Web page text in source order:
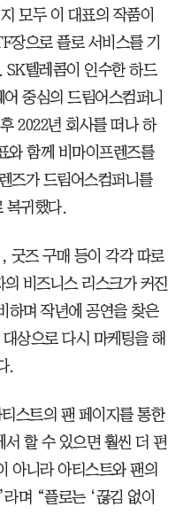
모두 이 대표의 작품이
장으로 플로 서비스를 기
텔레콤이 인수한 하드
중심의 드림어스컴퍼니
2022년 회사를 떠나 하
와 함께 비마이프렌즈를
즈가 드림어스컴퍼니를
복귀했다.
굿즈 구매 등이 각각 따로
비즈니스 리스크가 커진
하며 작년에 공연을 찾은
상으로 다시 마케팅을 해
.
스트의 팬 페이지를 통한
할 수 있으면 훨씬 더 편
아니라 아티스트와 팬의
며 “플로는 ‘끊김 없이